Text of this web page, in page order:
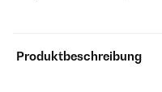
Produktbeschreibung